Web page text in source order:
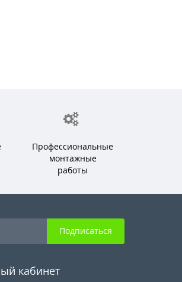
Профессиональные
монтажные
работы
Подписаться
кабинет